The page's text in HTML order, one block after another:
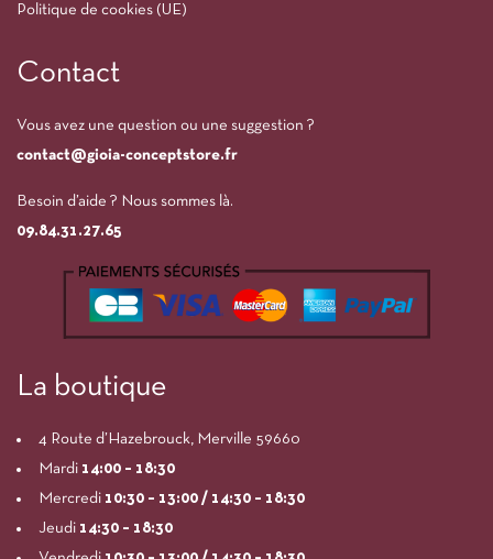
Politique de cookies (UE)
Contact
Vous avez une question ou une suggestion ?
contact@gioia-conceptstore.fr
Besoin d’aide ? Nous sommes là.
09.84.31.27.65
La boutique
4 Route d’Hazebrouck, Merville 59660
Mardi 14:00 – 18:30
Mercredi 10:30 – 13:00 / 14:30 – 18:30
Jeudi 14:30 – 18:30